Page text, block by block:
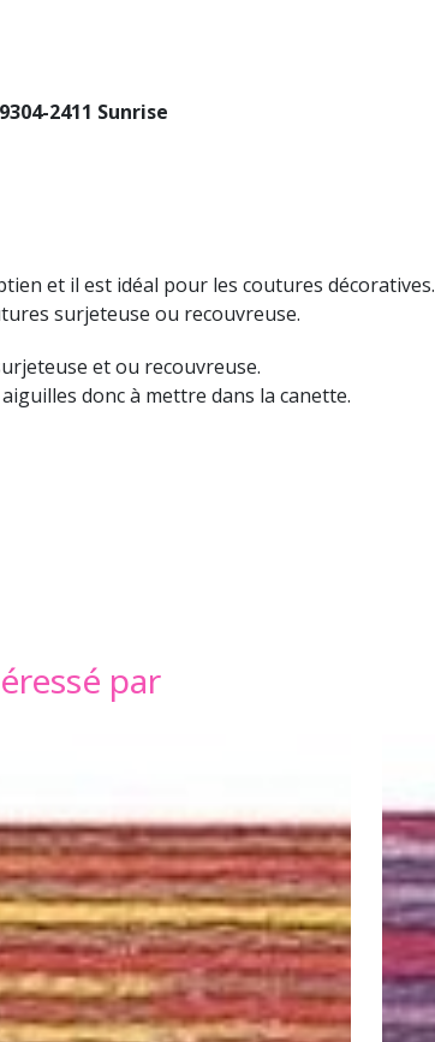
2411 Sunrise
et il est idéal pour les coutures décoratives.
surjeteuse ou recouvreuse.
et ou recouvreuse.
donc à mettre dans la canette.
par